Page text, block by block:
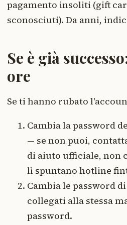
pagamento insoliti (gift
sconosciuti). Da anni,
Se è già
ore
Se ti hanno rubato
Cambia la password
— se non puoi,
di aiuto ufficiale, non
lì spuntano hotline
Cambia le password
collegati alla stessa
password.